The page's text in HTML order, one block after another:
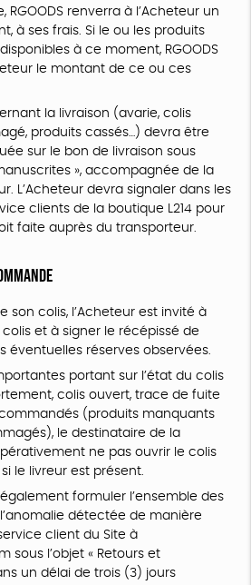
RGOODS renverra à l’Acheteur un
à ses frais. Si le ou les produits
à ce moment, RGOODS
le montant de ce ou ces
la livraison (avarie, colis
produits cassés…) devra être
sur le bon de livraison sous
», accompagnée de la
L’Acheteur devra signaler dans les
clients de la boutique L214 pour
faite auprès du transporteur.
son colis, l’Acheteur est invité à
et à signer le récépissé de
éventuelles réserves observées.
portant sur l’état du colis
colis ouvert, trace de fuite
(produits manquants
le destinataire de la
ne pas ouvrir le colis
le livreur est présent.
formuler l’ensemble des
détectée de manière
client du Site à
sous l’objet « Retours et
un délai de trois (3) jours